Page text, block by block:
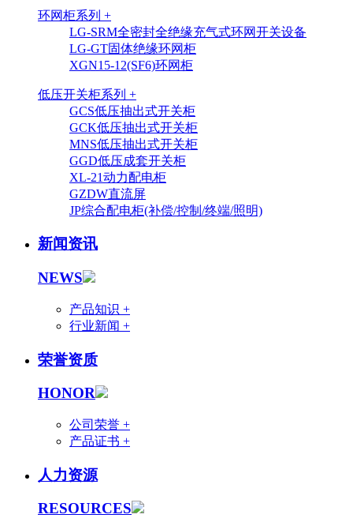
环网柜系列 +
LG-SRM全密封全绝缘充气式环网开关设备
LG-GT固体绝缘环网柜
XGN15-12(SF6)环网柜
低压开关柜系列 +
GCS低压抽出式开关柜
GCK低压抽出式开关柜
MNS低压抽出式开关柜
GGD低压成套开关柜
XL-21动力配电柜
GZDW直流屏
JP综合配电柜(补偿/控制/终端/照明)
新闻资讯
NEWS
产品知识 +
行业新闻 +
荣誉资质
HONOR
公司荣誉 +
产品证书 +
人力资源
RESOURCES